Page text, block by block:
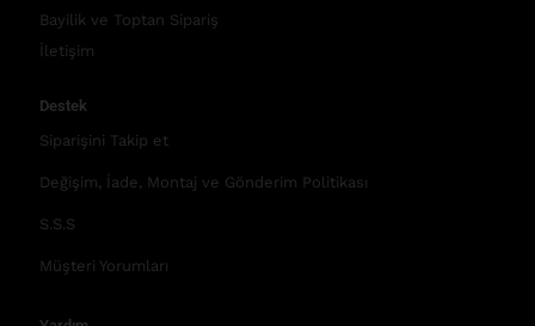
Bayilik ve Toptan Sipariş
İletişim
Destek
Siparişini Takip et
Değişim, İade, Montaj ve Gönderim Politikası
S.S.S
Müşteri Yorumları